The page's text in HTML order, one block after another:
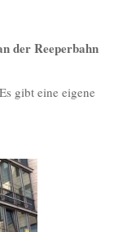
der Reeperbahn
gibt eine eigene